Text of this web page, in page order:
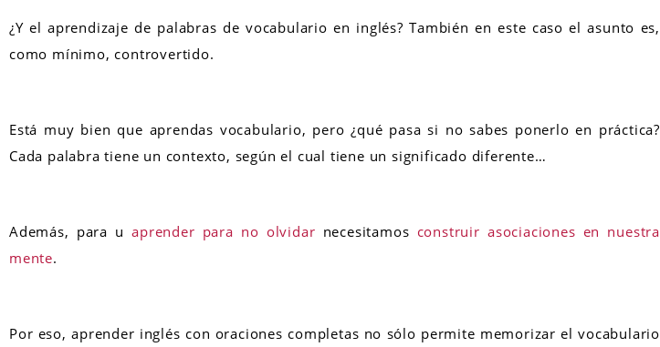
¿Y el aprendizaje de palabras de vocabulario en inglés? También en este caso el asunto es,
como mínimo, controvertido.
Está muy bien que aprendas vocabulario, pero ¿qué pasa si no sabes ponerlo en práctica?
Cada palabra tiene un contexto, según el cual tiene un significado diferente…
Además, para uaprender para no olvidar necesitamos construir asociaciones en nuestra
mente.
Por eso, aprender inglés con oraciones completas no sólo permite memorizar el vocabulario